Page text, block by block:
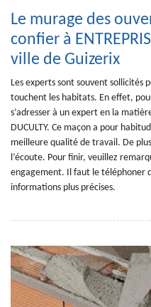
Le murage des
confier à
ville de Guizerix
Les experts sont souvent sollicités
touchent les habitats. En effet,
s’adresser à un expert en la
DUCULTY. Ce maçon a pour
meilleure qualité de travail. De
l’écoute. Pour finir, veuillez
engagement. Il faut le téléphoner
informations plus précises.